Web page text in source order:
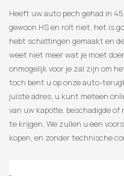
Heeft uw auto pech gehad in
gewoon HS en rolt niet, het is
hebt schattingen gemaakt en
weet niet meer wat je moet
onmogelijk voor je zal zijn om
toch bent u op onze auto-
juiste adres, u kunt meteen
van uw kapotte, beschadigde
te krijgen. We zullen u een
kopen, en zonder technische